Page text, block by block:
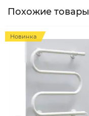
Похожие товары
Новинка